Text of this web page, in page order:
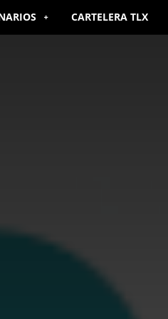
CARTELERA TLX